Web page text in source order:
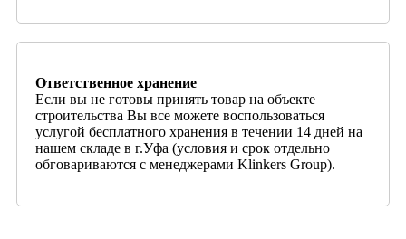
Ответственное хранение
Если вы не готовы принять товар на объекте
строительства Вы все можете воспользоваться
услугой бесплатного хранения в течении 14 дней на
нашем складе в г.Уфа (условия и срок отдельно
обговариваются с менеджерами Klinkers Group).